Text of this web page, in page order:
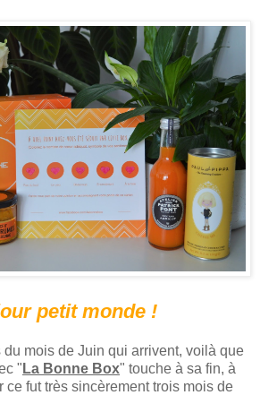
petit monde !
mois de Juin qui arrivent, voilà que
" La Bonne Box" touche à sa fin, à
ce fut très sincèrement trois mois de